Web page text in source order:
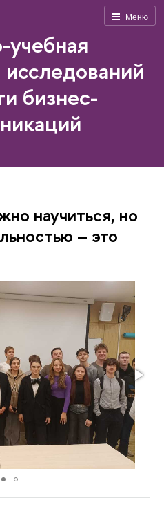
Меню
учебная
бизнес-
научиться, но
– это